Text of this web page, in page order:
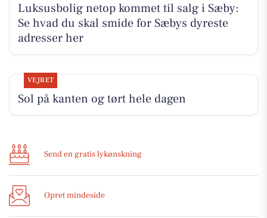
Luksusbolig netop kommet til salg i Sæby:
Se hvad du skal smide for Sæbys dyreste
adresser her
VEJRET
Sol på kanten og tørt hele dagen
Send en gratis lykønskning
Opret mindeside